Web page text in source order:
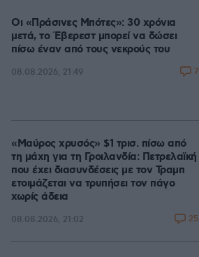
Οι «Πράσινες Μπότες»: 30 χρόνια
μετά, το Έβερεστ μπορεί να δώσει
πίσω έναν από τους νεκρούς του
08.08.2026, 21:49 7
«Μαύρος χρυσός» $1 τρισ. πίσω από
τη μάχη για τη Γροιλανδία: Πετρελαϊκή
που έχει διασυνδέσεις με τον Τραμπ
ετοιμάζεται να τρυπήσει τον πάγο
χωρίς άδεια
08.08.2026, 21:02 25